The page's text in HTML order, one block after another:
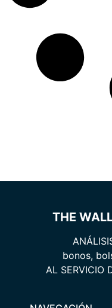
THE
bonos,
AL SERVICIO